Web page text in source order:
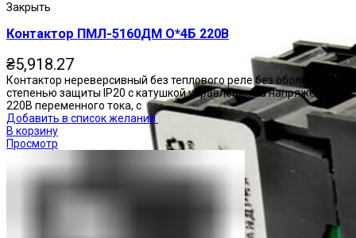
Закрыть
Контактор ПМЛ-5160ДМ О*4Б 220В
₴5,918.27
Контактор нереверсивный без теплового реле без оболочки со
степенью защиты IP20 с катушкой управления на напряжение
220В переменного тока, с
Добавить в список желаний
В корзину
Просмотр